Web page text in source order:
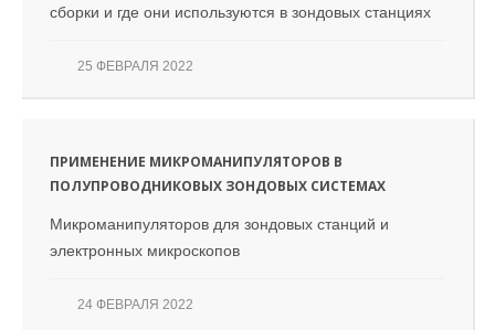
сборки и где они используются в зондовых станциях
25 ФЕВРАЛЯ 2022
ПРИМЕНЕНИЕ МИКРОМАНИПУЛЯТОРОВ В
ПОЛУПРОВОДНИКОВЫХ ЗОНДОВЫХ СИСТЕМАХ
Микроманипуляторов для зондовых станций и
электронных микроскопов
24 ФЕВРАЛЯ 2022